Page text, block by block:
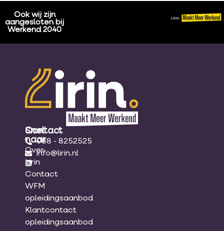
Ook wij zijn
aangesloten bij
Werkend 2040
Snel
naar
Over
Lirin
Contact
WFM
opleidingsaanbod
Klantcontact
opleidingsaanbod
Contact
088 - 8252525
info@lirin.nl